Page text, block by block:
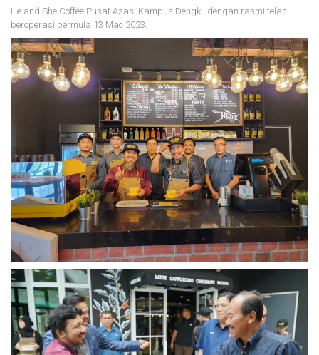
He and She Coffee Pusat Asasi Kampus Dengkil dengan rasmi telah
beroperasi bermula 13 Mac 2023.